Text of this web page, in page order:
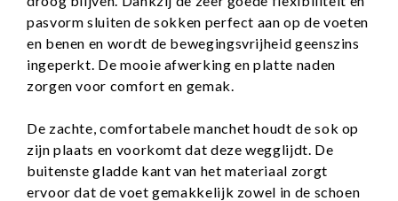
pasvorm sluiten de sokken perfect aan op de voeten
en benen en wordt de bewegingsvrijheid geenszins
ingeperkt. De mooie afwerking en platte naden
zorgen voor comfort en gemak.
De zachte, comfortabele manchet houdt de sok op
zijn plaats en voorkomt dat deze wegglijdt. De
buitenste gladde kant van het materiaal zorgt
ervoor dat de voet gemakkelijk zowel in de schoen